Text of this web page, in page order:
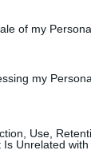
of my
my
Use,
Unrelated
de